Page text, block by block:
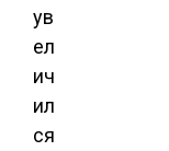
ув
ел
ич
ил
ся